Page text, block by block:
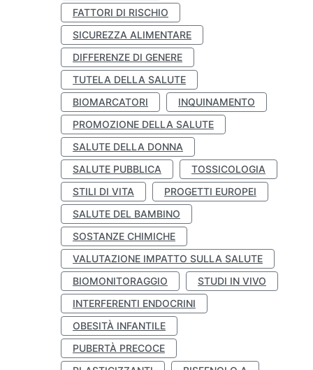
FATTORI DI RISCHIO
SICUREZZA ALIMENTARE
DIFFERENZE DI GENERE
TUTELA DELLA SALUTE
BIOMARCATORI
INQUINAMENTO
PROMOZIONE DELLA SALUTE
SALUTE DELLA DONNA
SALUTE PUBBLICA
TOSSICOLOGIA
STILI DI VITA
PROGETTI EUROPEI
SALUTE DEL BAMBINO
SOSTANZE CHIMICHE
VALUTAZIONE IMPATTO SULLA SALUTE
BIOMONITORAGGIO
STUDI IN VIVO
INTERFERENTI ENDOCRINI
OBESITÀ INFANTILE
PUBERTÀ PRECOCE